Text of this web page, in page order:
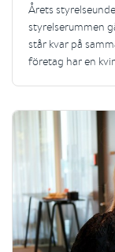
Årets
styrelserummen
står kvar på
företag har en